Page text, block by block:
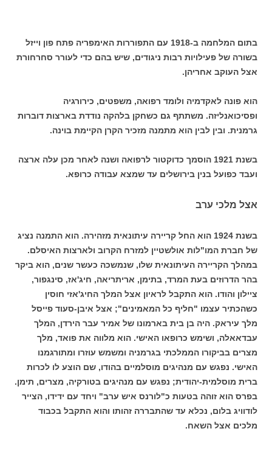
בתום המלחמה ב-1918 עם התפוררות האימפריה פתח פון וייזל
בשורה של פעילויות רבות ניגודים, שיש בהם כדי לעורר סחרחורת
אצל העוקב אחריהן.
הוא פונה לאקדמיה ולומד רפואה, משפטים, כירורגיה
ופסיכואנליזה. משתתף גם כשחקן בלהקה נודדת בארצות דוברות
גרמנית. ובין לבין הוא מתמנה מזכיר הקרן הקיימת בוינה.
בשנת 1921 הוסמך כדוקטור לרפואה ושנה לאחר מכן עלה ארצה
ועבד כפועל בנין בירושלים עד שמצא עבודה כרופא.
אצל מלכי ערב
בשנת 1924 הוא החל קריירה עיתונאית מזהירה. הוא התמנה נציג
של חברת המו"לות אולשטיין למזרח הקרוב ולארצות האיסלם.
במהלך הקריירה העיתונאית שלו, שנמשכה כעשר שנים, הוא ביקר
בהר הדרוזים בעת המרד, בתימן, אריתריאה, חיג'אז, סינגפור,
ציילון והודו. הוא התקבל לראיון אצל המלך החיג'אזי חוסין
כשהכתיר עצמו "חליף כל המאמינים"; אצל איבן-סעוד פייסל
מלך עיראק. היה בן בית בארמונו של אמיר עבר הירדן, המלך
עבדאאלה, ושימש כרופאו האישי. הוא מלווה את פואד, מלך
מצרים בביקורו הממלכתי בגרמניה ומשמש עוזרו ומתורגמנו
האישי. נפגש עם מנהיגים מוסלמיים בהודו, שם הוצע לו לכרות
ברית מוסלמית-יהודית; נפגש עם מנהיגים בטורקיה, מצרים, תימן.
בפרס הוא זוהה בטעות כ"לורנס איש ערב" ויחד עם ידידו, הצייר
לודוויג בלום, נכלא עד שהתבררה זהותו והוא התקבל בכבוד
מלכים אצל השאח.